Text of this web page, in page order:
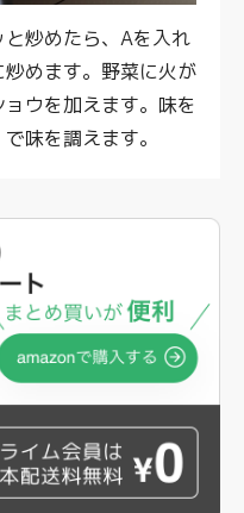
炒めたら、Aを入れ
めます。野菜に火が
ウを加えます。味を
味を調えます。